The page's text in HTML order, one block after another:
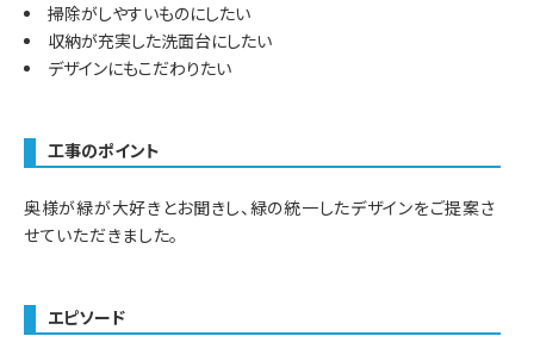
掃除がしやすいものにしたい
収納が充実した洗面台にしたい
デザインにもこだわりたい
工事のポイント
奥様が緑が大好きとお聞きし、緑の統一したデザインをご提案さ
せていただきました。
エピソード